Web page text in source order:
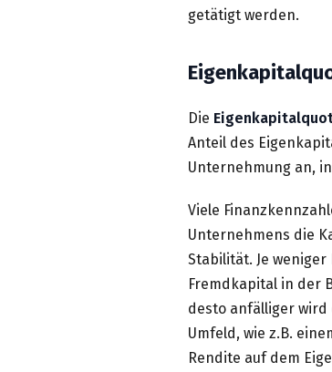
getätigt werden.
Die
Anteil des
Unternehmung an,
Viele
Unternehmens die
Stabilität. Je
Fremdkapital in der
desto anfälliger wird
Umfeld, wie z.B.
Rendite auf dem